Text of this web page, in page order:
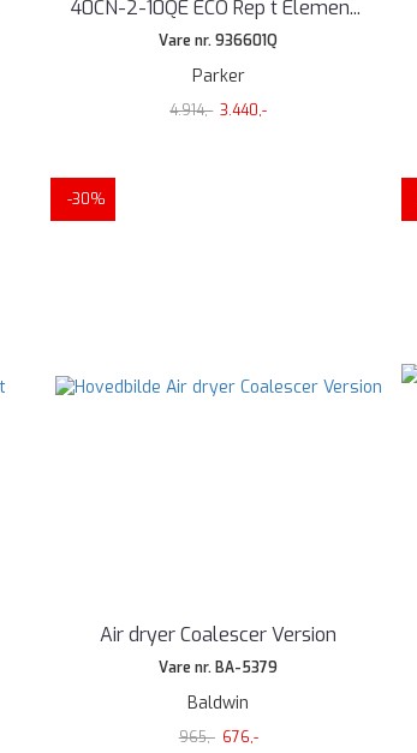
40CN-2-10QE ECO Rep t Elemen...
Vare nr. 936601Q
Parker
4.914,- 3.440,-
-30%
Air dryer Coalescer Version
Vare nr. BA-5379
Baldwin
965,- 676,-